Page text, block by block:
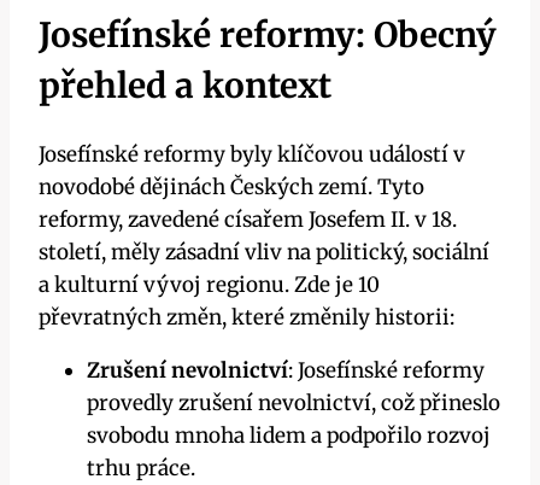
Josefínské reformy: Obecný
přehled a kontext
Josefínské reformy byly klíčovou událostí v
novodobé dějinách Českých zemí. Tyto
reformy, zavedené císařem Josefem II. v 18.
století, měly zásadní vliv na politický, sociální
a kulturní vývoj regionu. Zde je 10
převratných změn, které změnily historii:
Zrušení nevolnictví: Josefínské reformy
provedly zrušení nevolnictví, což přineslo
svobodu mnoha lidem a podpořilo rozvoj
trhu práce.